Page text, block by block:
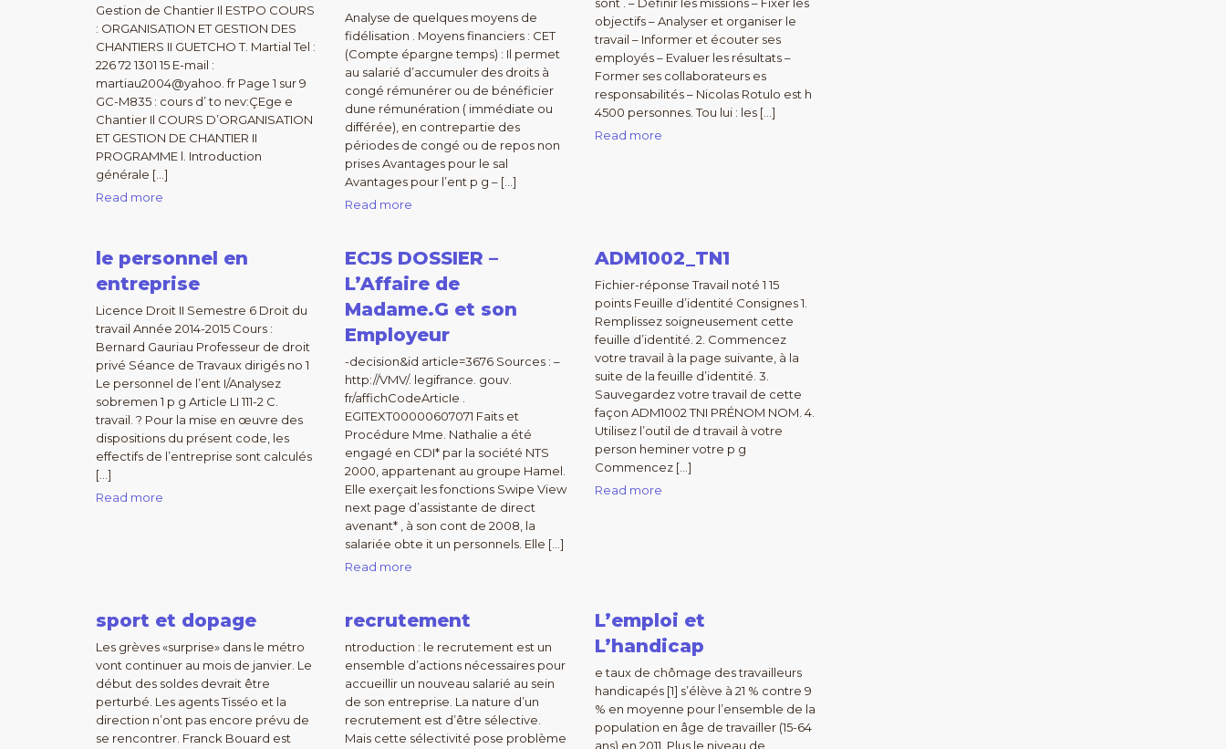
Gestion de Chantier Il ESTPO COURS
: ORGANISATION ET GESTION DES
CHANTIERS II GUETCHO T. Martial Tel :
226 72 1301 15 E-mail :
martiau2004@yahoo. fr Page 1 sur 9
GC-M835 : cours d’ to nev:ÇEge e
Chantier Il COURS D’ORGANISATION
ET GESTION DE CHANTIER II
PROGRAMME l. Introduction
générale […]
Read more
Analyse de quelques moyens de
fidélisation . Moyens financiers : CET
(Compte épargne temps) : Il permet
au salarié d’accumuler des droits à
congé rémunérer ou de bénéficier
dune rémunération ( immédiate ou
différée), en contrepartie des
périodes de congé ou de repos non
prises Avantages pour le sal
Avantages pour l’ent p g – […]
Read more
objectifs – Analyser et organiser le
travail – Informer et écouter ses
employés – Evaluer les résultats –
Former ses collaborateurs es
responsabilités – Nicolas Rotulo est h
4500 personnes. Tou lui : les […]
Read more
le personnel en
entreprise
Licence Droit II Semestre 6 Droit du
travail Année 2014-2015 Cours :
Bernard Gauriau Professeur de droit
privé Séance de Travaux dirigés no 1
Le personnel de l’ent I/AnaIysez
sobremen 1 p g Article LI 111-2 C.
travail. ? Pour la mise en œuvre des
dispositions du présent code, les
effectifs de l’entreprise sont calculés
[…]
Read more
ECJS DOSSIER –
L’Affaire de
Madame.G et son
Employeur
-decision&id article=3676 Sources : –
http://VMV/. legifrance. gouv.
fr/affichCodeArticIe .
EGITEXT00000607071 Faits et
Procédure Mme. Nathalie a été
engagé en CDI* par la société NTS
2000, appartenant au groupe Hamel.
Elle exerçait les fonctions Swipe View
next page d’assistante de direct
avenant* , à son cont de 2008, la
salariée obte it un personnels. Elle […]
Read more
ADM1002_TN1
Fichier-réponse Travail noté 1 15
points Feuille d’identité Consignes 1.
Remplissez soigneusement cette
feuille d’identité. 2. Commencez
votre travail à la page suivante, à la
suite de la feuille d’identité. 3.
Sauvegardez votre travail de cette
façon ADM1002 TNI PRÉNOM NOM. 4.
Utilisez l’outil de d travail à votre
person heminer votre p g
Commencez […]
Read more
sport et dopage
Les grèves «surprise» dans le métro
vont continuer au mois de janvier. Le
début des soldes devrait être
perturbé. Les agents Tisséo et la
direction n’ont pas encore prévu de
se rencontrer. Franck Bouard est
recrutement
ntroduction : le recrutement est un
ensemble d’actions nécessaires pour
accueillir un nouveau salarié au sein
de son entreprise. La nature d’un
recrutement est d’être sélective.
Mais cette sélectivité pose problème
L’emploi et
L’handicap
e taux de chômage des travailleurs
handicapés [1] s’élève à 21 % contre 9
% en moyenne pour l’ensemble de la
population en âge de travailler (15-64
ans) en 2011. Plus le niveau de